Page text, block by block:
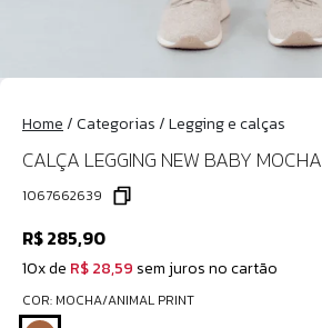
Home/Categorias/Legging e calças
CALÇA LEGGING NEW BABY MOCHA
1067662639
R$ 285,90
10x de R$ 28,59 sem juros no cartão
COR: MOCHA/ANIMAL PRINT